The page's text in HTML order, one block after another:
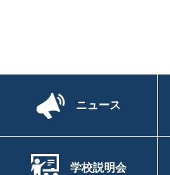
ニュース
学校説明会